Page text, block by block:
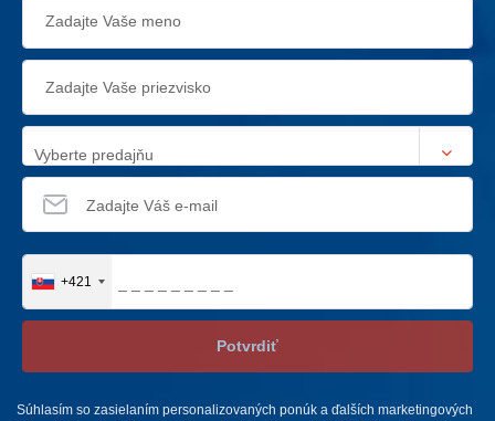
Vyberte predajňu
+421
Potvrdiť
Súhlasím so zasielaním personalizovaných ponúk a ďalších marketingových